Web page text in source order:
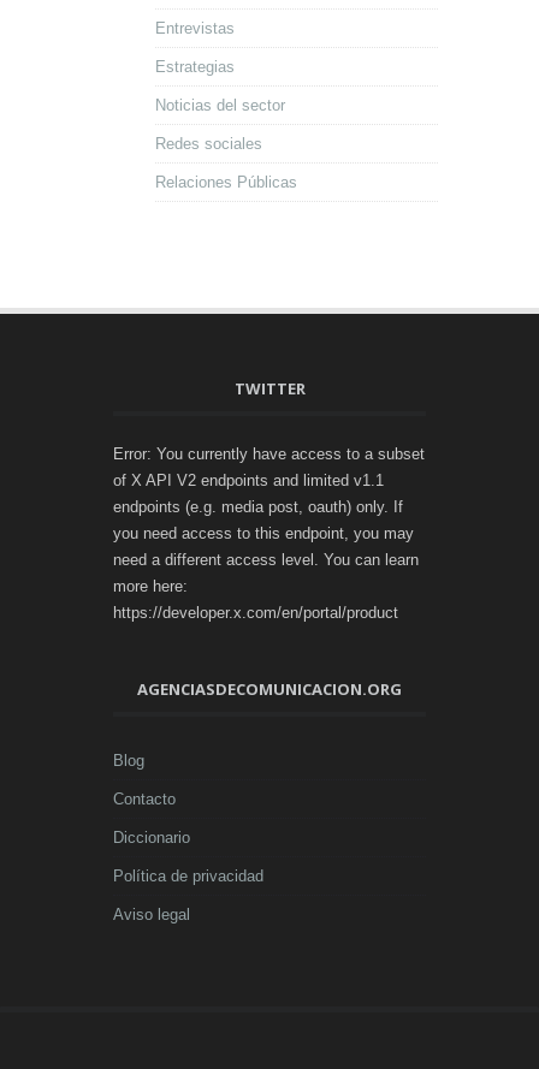
Entrevistas
Estrategias
Noticias del sector
Redes sociales
Relaciones Públicas
TWITTER
Error: You currently have access to a subset
of X API V2 endpoints and limited v1.1
endpoints (e.g. media post, oauth) only. If
you need access to this endpoint, you may
need a different access level. You can learn
more here:
https://developer.x.com/en/portal/product
AGENCIASDECOMUNICACION.ORG
Blog
Contacto
Diccionario
Política de privacidad
Aviso legal